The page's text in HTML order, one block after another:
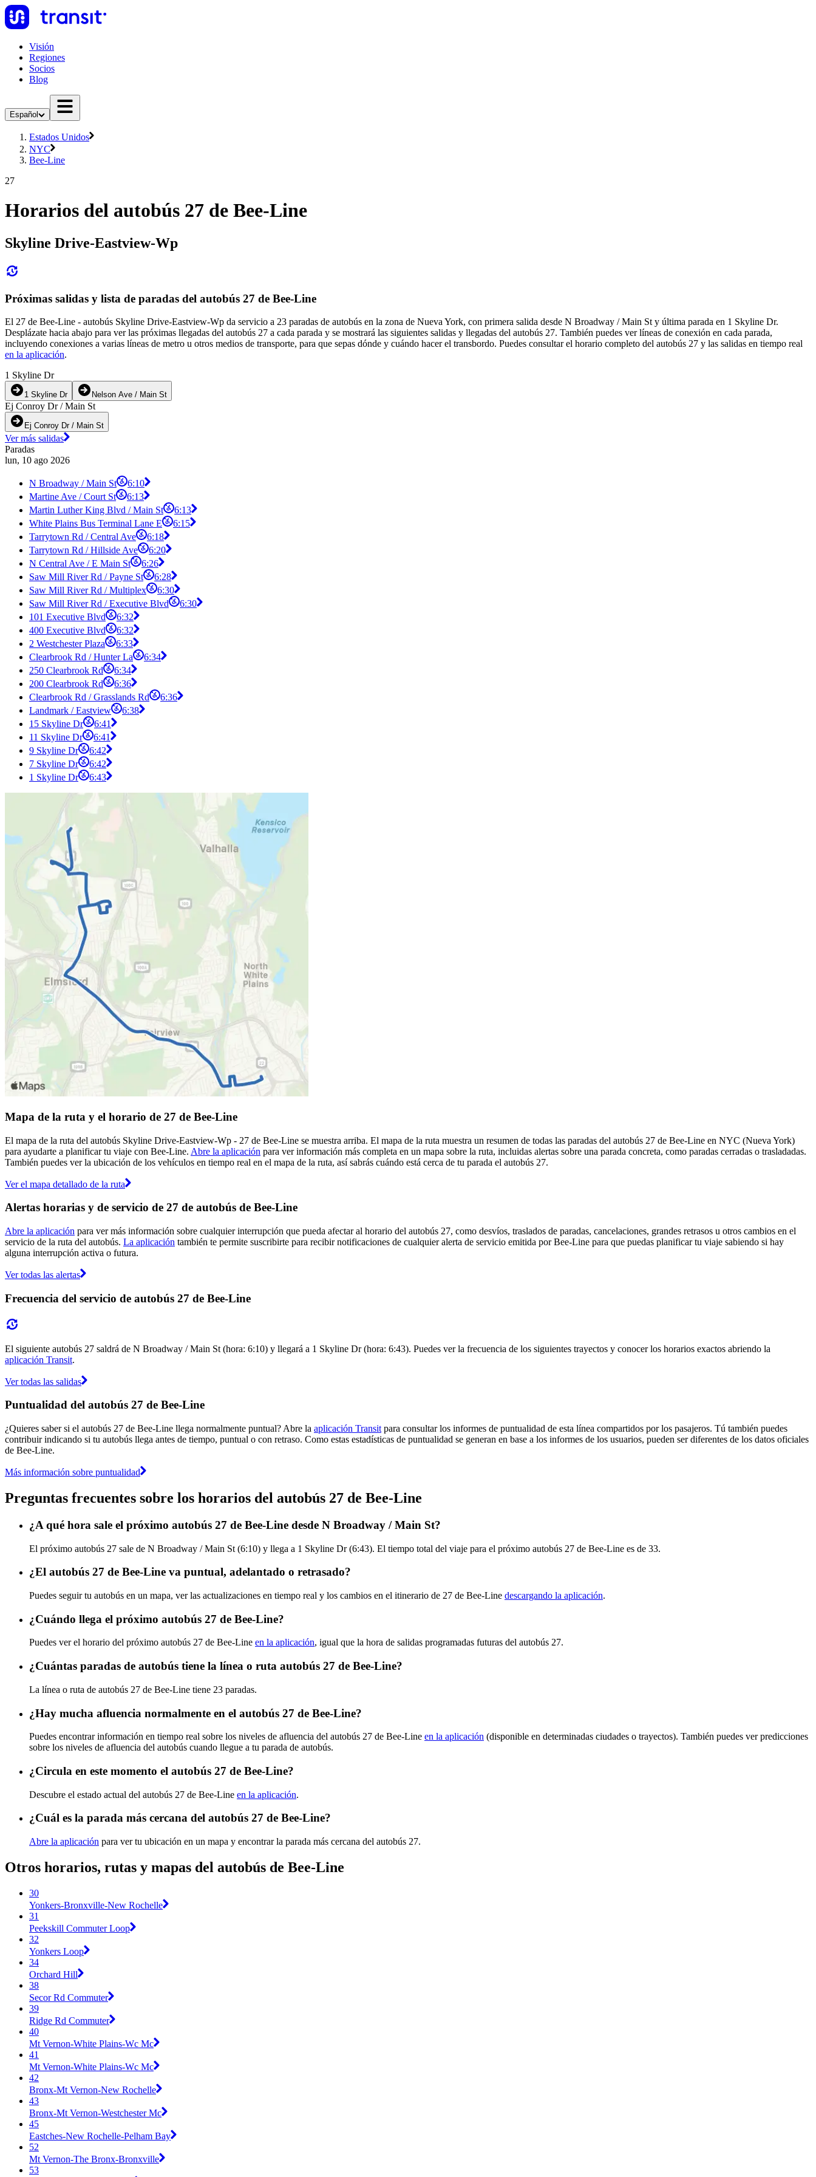
Visión
Regiones
Socios
Blog
Español
Estados Unidos
NYC
Bee-Line
27
Horarios del autobús 27 de Bee-Line
Skyline Drive-Eastview-Wp
Próximas salidas y lista de paradas del autobús 27 de Bee-Line
El 27 de Bee-Line - autobús Skyline Drive-Eastview-Wp da servicio a 23 paradas de autobús en la zona de Nueva York, con primera salida desde N Broadway / Main St y última parada en 1 Skyline Dr.
Desplázate hacia abajo para ver las próximas llegadas del autobús 27 a cada parada y se mostrará las siguientes salidas y llegadas del autobús 27. También puedes ver líneas de conexión en cada parada,
incluyendo conexiones a varias líneas de metro u otros medios de transporte, para que sepas dónde y cuándo hacer el transbordo. Puedes consultar el horario completo del autobús 27 y las salidas en tiempo real
en la aplicación.
1 Skyline Dr
1 Skyline Dr Nelson Ave / Main St
Ej Conroy Dr / Main St
Ej Conroy Dr / Main St
Ver más salidas
Paradas
lun, 10 ago 2026
N Broadway / Main St
6:10
Martine Ave / Court St
6:13
Martin Luther King Blvd / Main St
6:13
White Plains Bus Terminal Lane E
6:15
Tarrytown Rd / Central Ave
6:18
Tarrytown Rd / Hillside Ave
6:20
N Central Ave / E Main St
6:26
Saw Mill River Rd / Payne St
6:28
Saw Mill River Rd / Multiplex
6:30
Saw Mill River Rd / Executive Blvd
6:30
101 Executive Blvd
6:32
400 Executive Blvd
6:32
2 Westchester Plaza
6:33
Clearbrook Rd / Hunter La
6:34
250 Clearbrook Rd
6:34
200 Clearbrook Rd
6:36
Clearbrook Rd / Grasslands Rd
6:36
Landmark / Eastview
6:38
15 Skyline Dr
6:41
11 Skyline Dr
6:41
9 Skyline Dr
6:42
7 Skyline Dr
6:42
1 Skyline Dr
6:43
Mapa de la ruta y el horario de 27 de Bee-Line
El mapa de la ruta del autobús Skyline Drive-Eastview-Wp - 27 de Bee-Line se muestra arriba. El mapa de la ruta muestra un resumen de todas las paradas del autobús 27 de Bee-Line en NYC (Nueva York)
para ayudarte a planificar tu viaje con Bee-Line. Abre la aplicación para ver información más completa en un mapa sobre la ruta, incluidas alertas sobre una parada concreta, como paradas cerradas o trasladadas.
También puedes ver la ubicación de los vehículos en tiempo real en el mapa de la ruta, así sabrás cuándo está cerca de tu parada el autobús 27.
Ver el mapa detallado de la ruta
Alertas horarias y de servicio de 27 de autobús de Bee-Line
Abre la aplicación para ver más información sobre cualquier interrupción que pueda afectar al horario del autobús 27, como desvíos, traslados de paradas, cancelaciones, grandes retrasos u otros cambios en el
servicio de la ruta del autobús. La aplicación también te permite suscribirte para recibir notificaciones de cualquier alerta de servicio emitida por Bee-Line para que puedas planificar tu viaje sabiendo si hay
alguna interrupción activa o futura.
Ver todas las alertas
Frecuencia del servicio de autobús 27 de Bee-Line
El siguiente autobús 27 saldrá de N Broadway / Main St (hora: 6:10) y llegará a 1 Skyline Dr (hora: 6:43). Puedes ver la frecuencia de los siguientes trayectos y conocer los horarios exactos abriendo la
aplicación Transit.
Ver todas las salidas
Puntualidad del autobús 27 de Bee-Line
¿Quieres saber si el autobús 27 de Bee-Line llega normalmente puntual? Abre la aplicación Transit para consultar los informes de puntualidad de esta línea compartidos por los pasajeros. Tú también puedes
contribuir indicando si tu autobús llega antes de tiempo, puntual o con retraso. Como estas estadísticas de puntualidad se generan en base a los informes de los usuarios, pueden ser diferentes de los datos oficiales
de Bee-Line.
Más información sobre puntualidad
Preguntas frecuentes sobre los horarios del autobús 27 de Bee-Line
¿A qué hora sale el próximo autobús 27 de Bee-Line desde N Broadway / Main St?
El próximo autobús 27 sale de N Broadway / Main St (6:10) y llega a 1 Skyline Dr (6:43). El tiempo total del viaje para el próximo autobús 27 de Bee-Line es de 33.
¿El autobús 27 de Bee-Line va puntual, adelantado o retrasado?
Puedes seguir tu autobús en un mapa, ver las actualizaciones en tiempo real y los cambios en el itinerario de 27 de Bee-Line descargando la aplicación.
¿Cuándo llega el próximo autobús 27 de Bee-Line?
Puedes ver el horario del próximo autobús 27 de Bee-Line en la aplicación, igual que la hora de salidas programadas futuras del autobús 27.
¿Cuántas paradas de autobús tiene la línea o ruta autobús 27 de Bee-Line?
La línea o ruta de autobús 27 de Bee-Line tiene 23 paradas.
¿Hay mucha afluencia normalmente en el autobús 27 de Bee-Line?
Puedes encontrar información en tiempo real sobre los niveles de afluencia del autobús 27 de Bee-Line en la aplicación (disponible en determinadas ciudades o trayectos). También puedes ver predicciones
sobre los niveles de afluencia del autobús cuando llegue a tu parada de autobús.
¿Circula en este momento el autobús 27 de Bee-Line?
Descubre el estado actual del autobús 27 de Bee-Line en la aplicación.
¿Cuál es la parada más cercana del autobús 27 de Bee-Line?
Abre la aplicación para ver tu ubicación en un mapa y encontrar la parada más cercana del autobús 27.
Otros horarios, rutas y mapas del autobús de Bee-Line
30
Yonkers-Bronxville-New Rochelle
31
Peekskill Commuter Loop
32
Yonkers Loop
34
Orchard Hill
38
Secor Rd Commuter
39
Ridge Rd Commuter
40
Mt Vernon-White Plains-Wc Mc
41
Mt Vernon-White Plains-Wc Mc
42
Bronx-Mt Vernon-New Rochelle
43
Bronx-Mt Vernon-Westchester Mc
45
Eastches-New Rochelle-Pelham Bay
52
Mt Vernon-The Bronx-Bronxville
53